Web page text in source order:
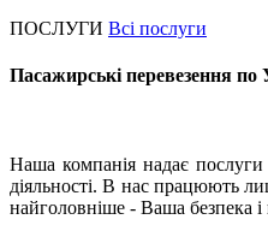
ПОСЛУГИ Всі послуги
Пасажирські перевезення по
Наша компанія надає
діяльності. В нас працюють
найголовніше - Ваша безпека і